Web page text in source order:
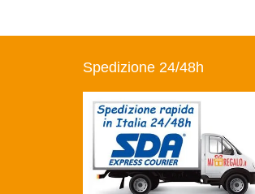
Spedizione 24/48h